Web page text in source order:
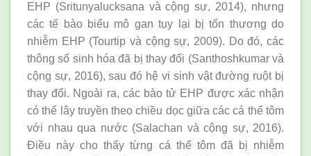
EHP (Sritunyalucksana và cộng sự, 2014), nhưng
các tế bào biểu mô gan tụy lại bị tổn thương do
nhiễm EHP (Tourtip và cộng sự, 2009). Do đó, các
thông số sinh hóa đã bị thay đổi (Santhoshkumar và
cộng sự, 2016), sau đó hệ vi sinh vật đường ruột bị
thay đổi. Ngoài ra, các bào tử EHP được xác nhận
có thể lây truyền theo chiều dọc giữa các cá thể tôm
với nhau qua nước (Salachan và cộng sự, 2016).
Điều này cho thấy từng cá thể tôm đã bị nhiễm